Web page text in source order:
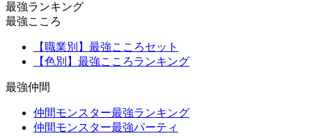
最強ランキング
最強こころ
【職業別】最強こころセット
【色別】最強こころランキング
最強仲間
仲間モンスター最強ランキング
仲間モンスター最強パーティ